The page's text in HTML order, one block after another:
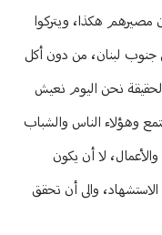
مصيرهم هكذا، ويتركوا
جنوب لبنان، من دون أكل
نحن اليوم نعيش
وهؤلاء الناس والشباب
لا أن يكون
والى أن تحقق